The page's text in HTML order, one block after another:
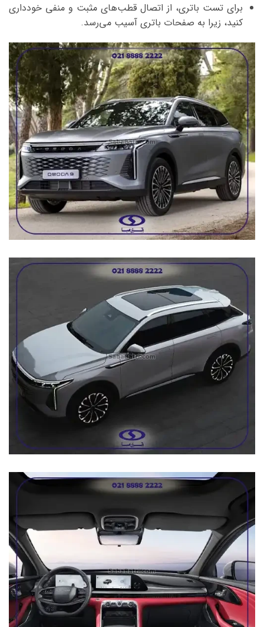
برای تست باتری، از اتصال قطب‌های مثبت و منفی خودداری
کنید، زیرا به صفحات باتری آسیب می‌رسد.